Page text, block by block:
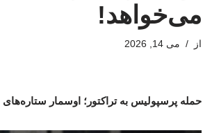
می‌خواهد!
از می 14, 2026
حمله پرسپولیس به تراکتور؛ اوسمار